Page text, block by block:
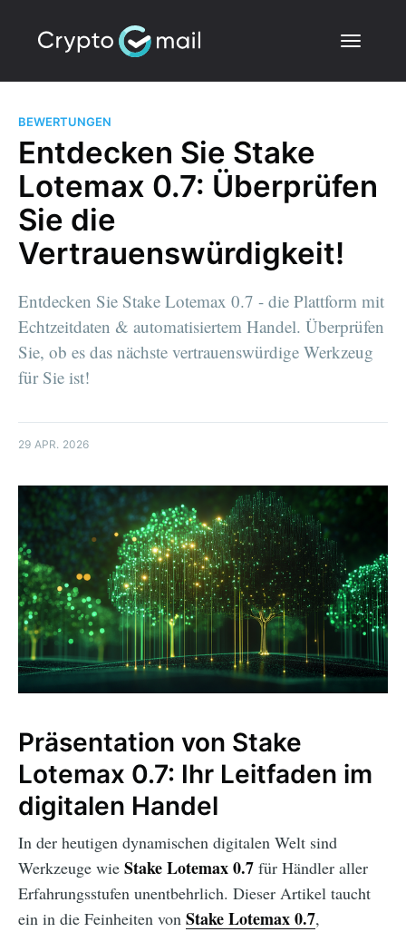
BEWERTUNGEN
Entdecken Sie Stake
Lotemax 0.7: Überprüfen
Sie die
Vertrauenswürdigkeit!
Entdecken Sie Stake Lotemax 0.7 - die Plattform mit
Echtzeitdaten & automatisiertem Handel. Überprüfen
Sie, ob es das nächste vertrauenswürdige Werkzeug
für Sie ist!
29 APR. 2026
Präsentation von Stake
Lotemax 0.7: Ihr Leitfaden im
digitalen Handel
In der heutigen dynamischen digitalen Welt sind
Werkzeuge wie Stake Lotemax 0.7 für Händler aller
Erfahrungsstufen unentbehrlich. Dieser Artikel taucht
ein in die Feinheiten von Stake Lotemax 0.7,